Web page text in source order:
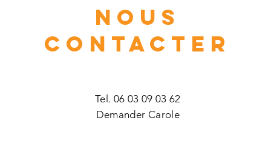
NOUS
CONTACTER
Tel. 06 03 09 03 62
Demander Carole